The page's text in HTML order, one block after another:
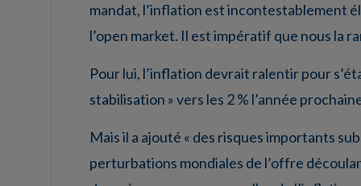
mandat, l’inflation est incontestablement
l’open market. Il est impératif que nous la
Pour lui, l’inflation devrait ralentir pour
stabilisation » vers les 2 % l’année
Mais il a ajouté « des risques importants
perturbations mondiales de l’offre